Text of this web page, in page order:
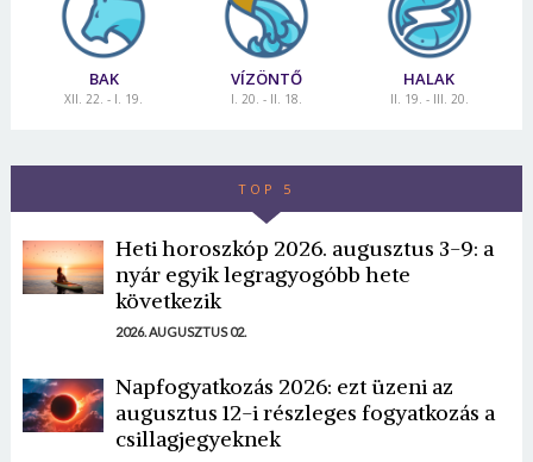
BAK
XII. 22. - I. 19.
VÍZÖNTŐ
I. 20. - II. 18.
HALAK
II. 19. - III. 20.
TOP 5
Heti horoszkóp 2026. augusztus 3-9: a
nyár egyik legragyogóbb hete
következik
2026. AUGUSZTUS 02.
Napfogyatkozás 2026: ezt üzeni az
augusztus 12-i részleges fogyatkozás a
csillagjegyeknek